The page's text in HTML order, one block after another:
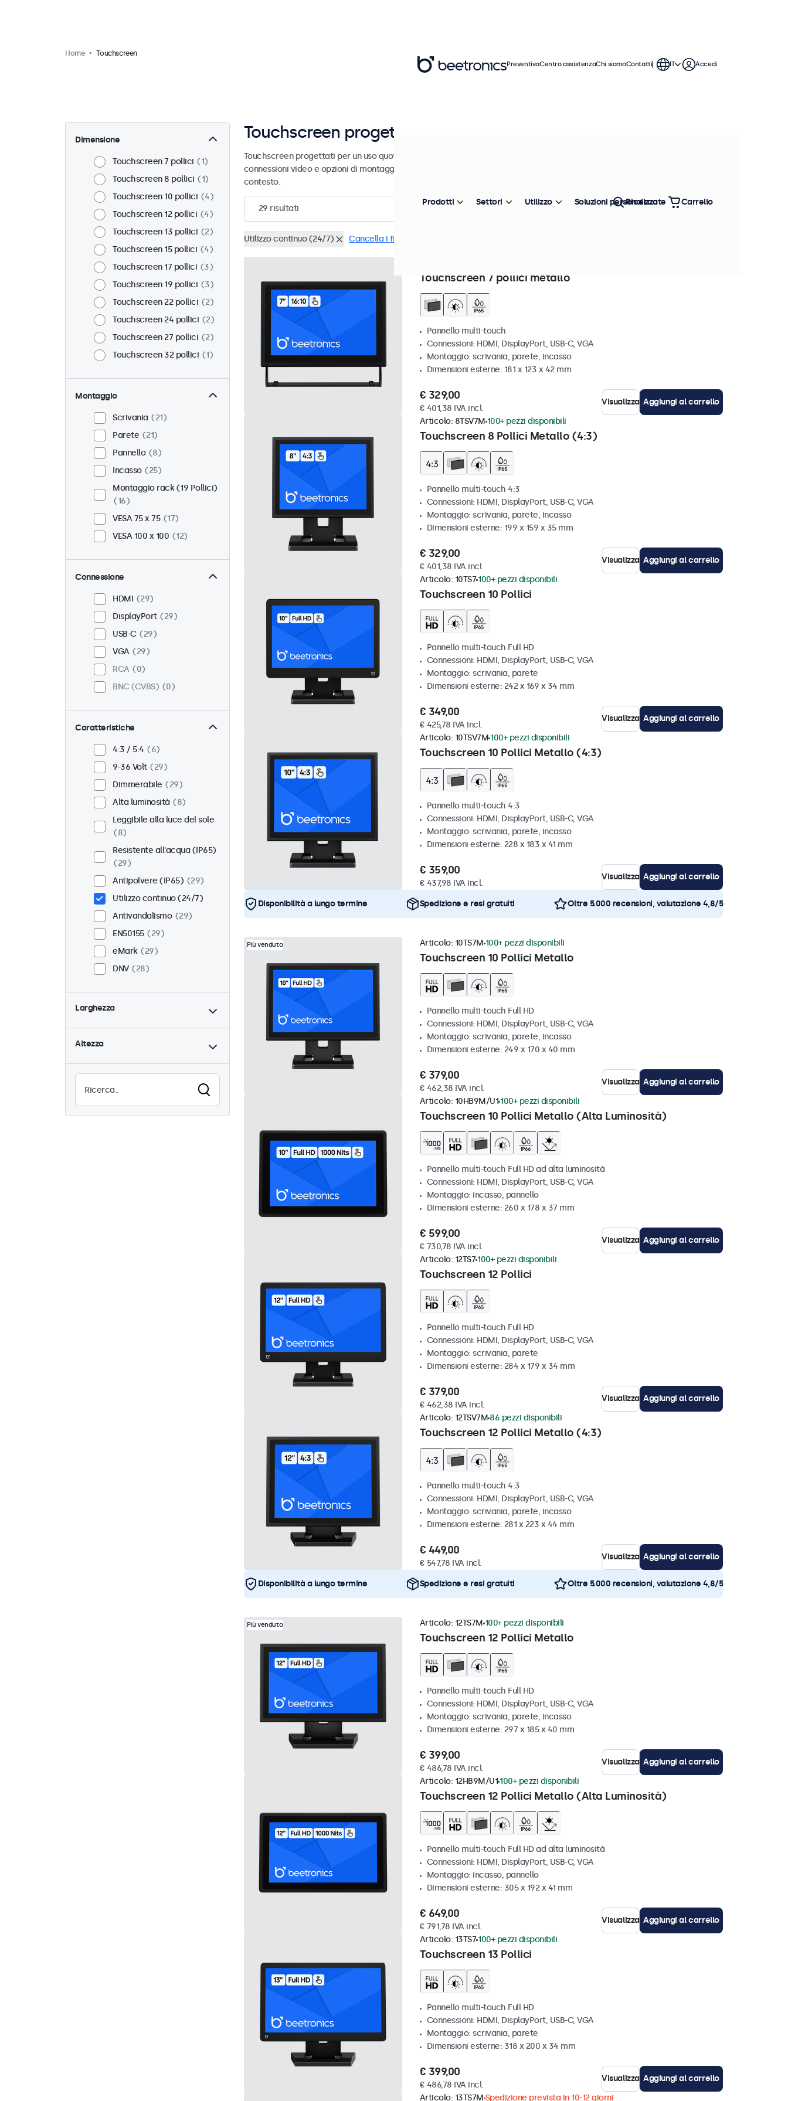
Home Touchscreen
Dimensione
Touchscreen 7 pollici
1
Touchscreen 8 pollici
1
Touchscreen 10 pollici
4
Touchscreen 12 pollici
4
Touchscreen 13 pollici
2
Touchscreen 15 pollici
4
Touchscreen 17 pollici
3
Touchscreen 19 pollici
3
Touchscreen 22 pollici
2
Touchscreen 24 pollici
2
Touchscreen 27 pollici
2
Touchscreen 32 pollici
1
Montaggio
Scrivania
21
Parete
21
Pannello
8
Incasso
25
Montaggio rack (19 Pollici)
16
VESA 75 x 75
17
VESA 100 x 100
12
Connessione
HDMI
29
DisplayPort
29
USB-C
29
VGA
29
RCA
0
BNC (CVBS)
0
Caratteristiche
4:3 / 5:4
6
9-36 Volt
29
Dimmerabile
29
Alta luminosità
8
Leggibile alla luce del sole
8
Resistente all'acqua (IP65)
29
Antipolvere (IP65)
29
Utilizzo continuo (24/7)
Antivandalismo
29
EN50155
29
eMark
29
DNV
28
Larghezza
Altezza
Touchscreen progettati per l'uso continuo
Touchscreen progettati per un uso quotidiano, intensivo e continuativo. Questi touchscreen offrono varie
connessioni video e opzioni di montaggio versatili, consentendo loro di integrarsi perfettamente qualsiasi
contesto.
29 risultati Più venduto
Utilizzo continuo (24/7) Cancella i filtri
Touchscreen 7 pollici metallo
Pannello multi-touch
Connessioni: HDMI, DisplayPort, USB-C, VGA
Montaggio: scrivania, parete, incasso
Dimensioni esterne: 181 x 123 x 42 mm
€ 329,00
€ 401,38 IVA incl.
Visualizza Aggiungi al carrello
Touchscreen 8 Pollici Metallo (4:3)
Articolo: 8TSV7M 100+ pezzi disponibili
Pannello multi-touch 4:3
Connessioni: HDMI, DisplayPort, USB-C, VGA
Montaggio: scrivania, parete, incasso
Dimensioni esterne: 199 x 159 x 35 mm
€ 329,00
€ 401,38 IVA incl.
Visualizza Aggiungi al carrello
Touchscreen 10 Pollici
Articolo: 10TS7 100+ pezzi disponibili
Pannello multi-touch Full HD
Connessioni: HDMI, DisplayPort, USB-C, VGA
Montaggio: scrivania, parete
Dimensioni esterne: 242 x 169 x 34 mm
€ 349,00
€ 425,78 IVA incl.
Visualizza Aggiungi al carrello
Touchscreen 10 Pollici Metallo (4:3)
Articolo: 10TSV7M 100+ pezzi disponibili
Pannello multi-touch 4:3
Connessioni: HDMI, DisplayPort, USB-C, VGA
Montaggio: scrivania, parete, incasso
Dimensioni esterne: 228 x 183 x 41 mm
€ 359,00
€ 437,98 IVA incl.
Visualizza Aggiungi al carrello
Disponibilità a lungo termine Spedizione e resi gratuiti Oltre 5.000 recensioni, valutazione 4,8/5
Più venduto
Touchscreen 10 Pollici Metallo
Articolo: 10TS7M 100+ pezzi disponibili
Pannello multi-touch Full HD
Connessioni: HDMI, DisplayPort, USB-C, VGA
Montaggio: scrivania, parete, incasso
Dimensioni esterne: 249 x 170 x 40 mm
€ 379,00
€ 462,38 IVA incl.
Visualizza Aggiungi al carrello
Touchscreen 10 Pollici Metallo (Alta Luminosità)
Articolo: 10HB9M/U1 100+ pezzi disponibili
Pannello multi-touch Full HD ad alta luminosità
Connessioni: HDMI, DisplayPort, USB-C, VGA
Montaggio: incasso, pannello
Dimensioni esterne: 260 x 178 x 37 mm
€ 599,00
€ 730,78 IVA incl.
Visualizza Aggiungi al carrello
Touchscreen 12 Pollici
Articolo: 12TS7 100+ pezzi disponibili
Pannello multi-touch Full HD
Connessioni: HDMI, DisplayPort, USB-C, VGA
Montaggio: scrivania, parete
Dimensioni esterne: 284 x 179 x 34 mm
€ 379,00
€ 462,38 IVA incl.
Visualizza Aggiungi al carrello
Touchscreen 12 Pollici Metallo (4:3)
Articolo: 12TSV7M 86 pezzi disponibili
Pannello multi-touch 4:3
Connessioni: HDMI, DisplayPort, USB-C, VGA
Montaggio: scrivania, parete, incasso
Dimensioni esterne: 281 x 223 x 44 mm
€ 449,00
€ 547,78 IVA incl.
Visualizza Aggiungi al carrello
Disponibilità a lungo termine Spedizione e resi gratuiti Oltre 5.000 recensioni, valutazione 4,8/5
Più venduto
Touchscreen 12 Pollici Metallo
Articolo: 12TS7M 100+ pezzi disponibili
Pannello multi-touch Full HD
Connessioni: HDMI, DisplayPort, USB-C, VGA
Montaggio: scrivania, parete, incasso
Dimensioni esterne: 297 x 185 x 40 mm
€ 399,00
€ 486,78 IVA incl.
Visualizza Aggiungi al carrello
Touchscreen 12 Pollici Metallo (Alta Luminosità)
Articolo: 12HB9M/U1 100+ pezzi disponibili
Pannello multi-touch Full HD ad alta luminosità
Connessioni: HDMI, DisplayPort, USB-C, VGA
Montaggio: incasso, pannello
Dimensioni esterne: 305 x 192 x 41 mm
€ 649,00
€ 791,78 IVA incl.
Visualizza Aggiungi al carrello
Touchscreen 13 Pollici
Articolo: 13TS7 100+ pezzi disponibili
Pannello multi-touch Full HD
Connessioni: HDMI, DisplayPort, USB-C, VGA
Montaggio: scrivania, parete
Dimensioni esterne: 318 x 200 x 34 mm
€ 399,00
€ 486,78 IVA incl.
Visualizza Aggiungi al carrello
Articolo: 13TS7M Spedizione prevista in 10-12 giorni
PreventivoCentro assistenzaChi siamoContatti IT Accedi
Prodotti Settori Utilizzo Soluzioni personalizzate
Ricerca Carrello